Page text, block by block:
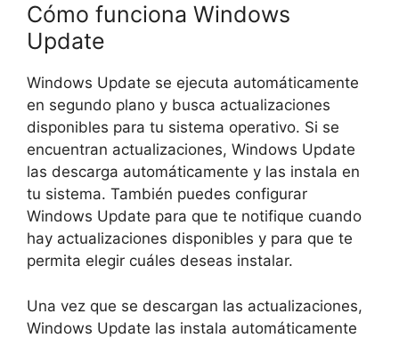
Cómo funciona Windows
Update
Windows Update se ejecuta automáticamente
en segundo plano y busca actualizaciones
disponibles para tu sistema operativo. Si se
encuentran actualizaciones, Windows Update
las descarga automáticamente y las instala en
tu sistema. También puedes configurar
Windows Update para que te notifique cuando
hay actualizaciones disponibles y para que te
permita elegir cuáles deseas instalar.
Una vez que se descargan las actualizaciones,
Windows Update las instala automáticamente